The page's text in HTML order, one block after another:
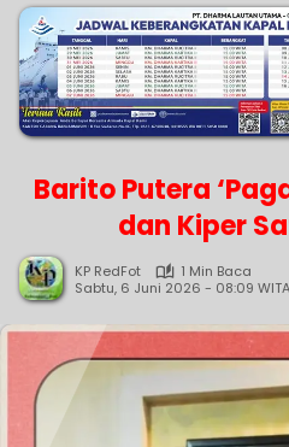
Barito Putera
dan Kiper
KP RedFot
1 Min Baca
Sabtu, 6 Juni 2026 - 08:09 WITA